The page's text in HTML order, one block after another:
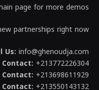
page for more demos.
partnerships right now.
Us: info@ghenoudja.com
Contact: +213772226304
Contact: +213698611929
Contact: +213550143132